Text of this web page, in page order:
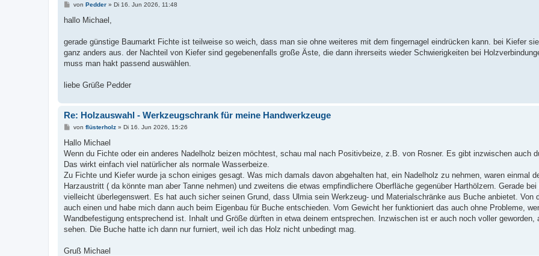
B
i
a
von Pedder» Di 16. Jun 2026, 11:48
hallo Michael,
gerade günstige Baumarkt Fichte ist teilweise so weich, dass man sie ohne weiteres mit dem fingernagel eindrücken kann. bei Kiefer
ganz anders aus. der Nachteil von Kiefer sind gegebenenfalls große Äste, die dann ihrerseits wieder Schwierigkeiten bei
muss man hakt passend auswählen.
liebe Grüße Pedder
Re: Holzauswahl - Werkzeugschrank für meine Handwerkzeuge
B
i
r
a
von flüsterholz» Di 16. Jun 2026, 15:26
Hallo Michael
Wenn du Fichte oder ein anderes Nadelholz beizen möchtest, schau mal nach Positivbeize, z.B. von Rosner. Es gibt inzwischen auch
Das wirkt einfach viel natürlicher als normale Wasserbeize.
Zu Fichte und Kiefer wurde ja schon einiges gesagt. Was mich damals davon abgehalten hat, ein Nadelholz zu nehmen, waren einmal
Harzaustritt ( da könnte man aber Tanne nehmen) und zweitens die etwas empfindlichere Oberfläche gegenüber Harthölzern. Gerade
vielleicht überlegenswert. Es hat auch sicher seinen Grund, dass Ulmia sein Werkzeug- und Materialschränke aus Buche anbietet. Von
auch einen und habe mich dann auch beim Eigenbau für Buche entschieden. Vom Gewicht her funktioniert das auch ohne Probleme,
Wandbefestigung entsprechend ist. Inhalt und Größe dürften in etwa deinem entsprechen. Inzwischen ist er auch noch voller geworden,
sehen. Die Buche hatte ich dann nur furniert, weil ich das Holz nicht unbedingt mag.
Gruß Michael